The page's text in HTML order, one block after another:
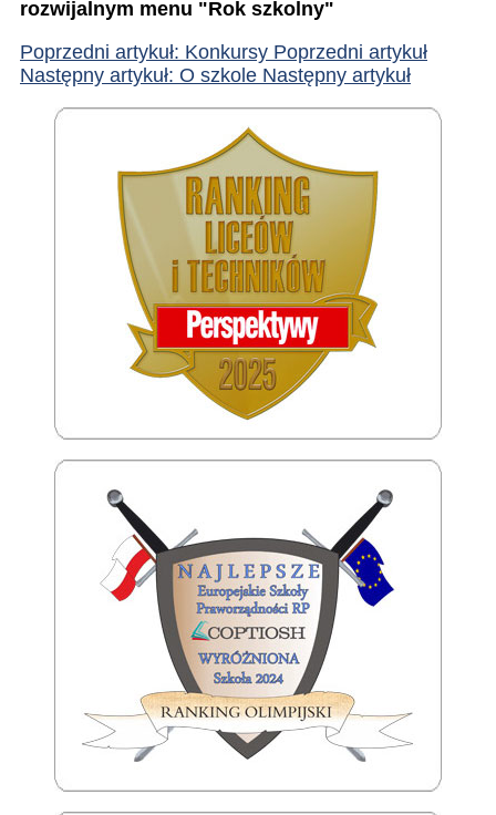
rozwijalnym menu "Rok szkolny"
Poprzedni artykuł: Konkursy Poprzedni artykuł
Następny artykuł: O szkole Następny artykuł